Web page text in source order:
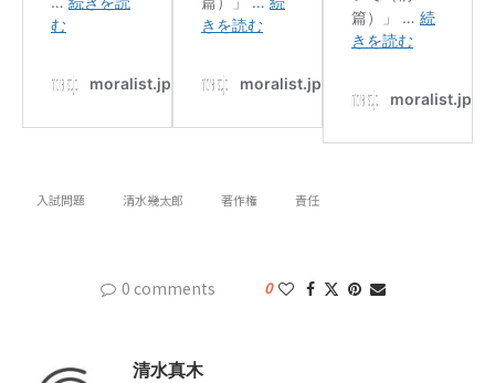
入試問題 清水幾太郎 著作権 責任
0 comments 0
清水真木